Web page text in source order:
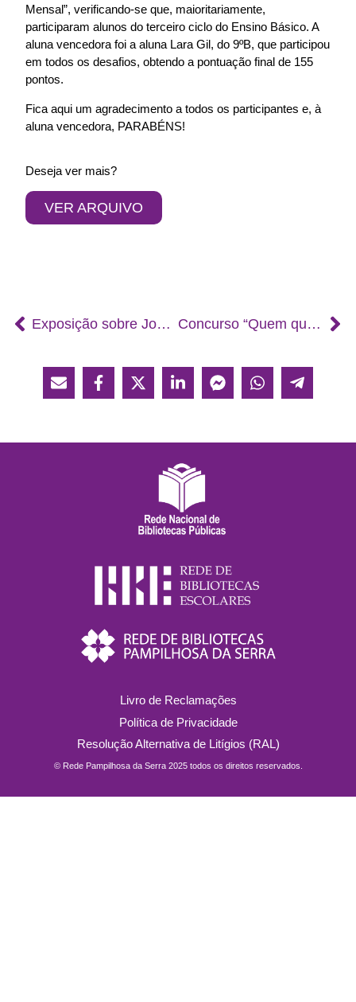
Mensal”, verificando-se que, maioritariamente,
participaram alunos do terceiro ciclo do Ensino Básico. A
aluna vencedora foi a aluna Lara Gil, do 9ºB, que participou
em todos os desafios, obtendo a pontuação final de 155
pontos.
Fica aqui um agradecimento a todos os participantes e, à
aluna vencedora, PARABÉNS!
Deseja ver mais?
VER ARQUIVO
Exposição sobre José Jorge Letria na Biblioteca Escolar Concurso “Quem quer ser gramático?”
Livro de Reclamações
Política de Privacidade
Resolução Alternativa de Litígios (RAL)
© Rede Pampilhosa da Serra 2025 todos os direitos reservados.